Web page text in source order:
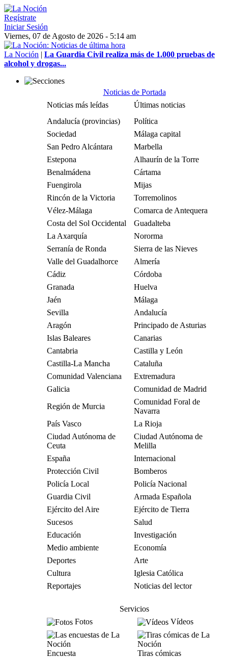
Regístrate
Iniciar Sesión
Viernes, 07 de Agosto de 2026 - 5:14 am
La Noción | La Guardia Civil realiza más de 1.000 pruebas de
alcohol y drogas...
Noticias de Portada
Noticias más leídas
Últimas noticias
Andalucía (provincias)
Política
Sociedad
Málaga capital
San Pedro Alcántara
Marbella
Estepona
Alhaurín de la Torre
Benalmádena
Cártama
Fuengirola
Mijas
Rincón de la Victoria
Torremolinos
Vélez-Málaga
Comarca de Antequera
Costa del Sol Occidental
Guadalteba
La Axarquía
Nororma
Serranía de Ronda
Sierra de las Nieves
Valle del Guadalhorce
Almería
Cádiz
Córdoba
Granada
Huelva
Jaén
Málaga
Sevilla
Andalucía
Aragón
Principado de Asturias
Islas Baleares
Canarias
Cantabria
Castilla y León
Castilla-La Mancha
Cataluña
Comunidad Valenciana
Extremadura
Galicia
Comunidad de Madrid
Región de Murcia
Comunidad Foral de
Navarra
País Vasco
La Rioja
Ciudad Autónoma de
Ceuta
Ciudad Autónoma de
Melilla
España
Internacional
Protección Civil
Bomberos
Policía Local
Policía Nacional
Guardia Civil
Armada Española
Ejército del Aire
Ejército de Tierra
Sucesos
Salud
Educación
Investigación
Medio ambiente
Economía
Deportes
Arte
Cultura
Iglesia Católica
Reportajes
Noticias del lector
Servicios
Fotos
Vídeos
Encuesta Tiras cómicas